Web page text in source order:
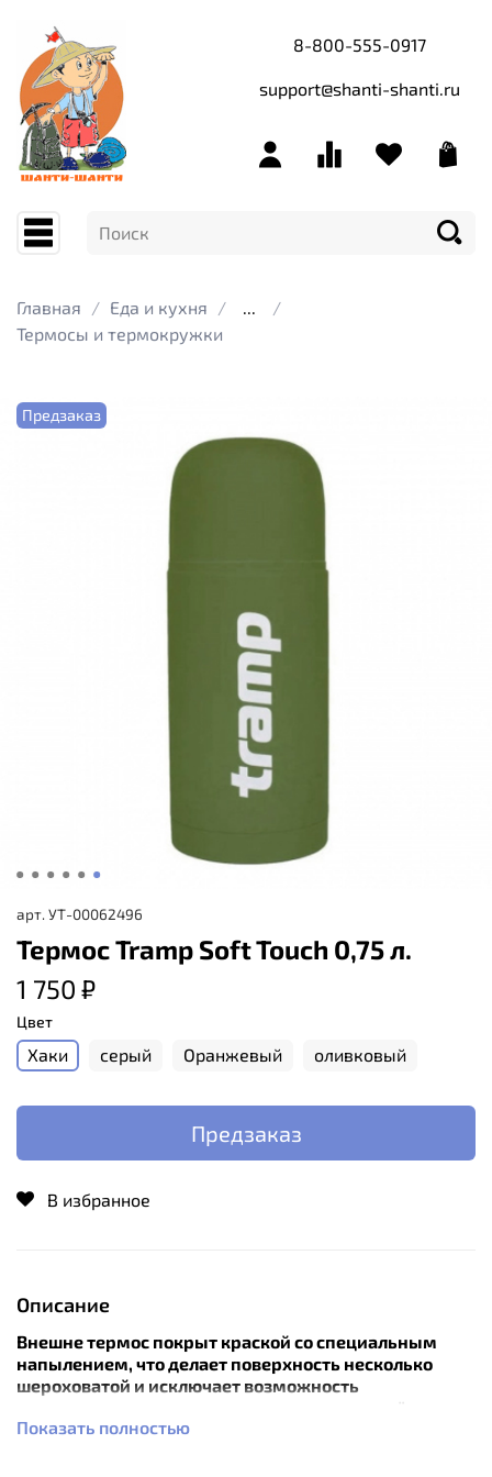
8-800-555-0917
support@shanti-shanti.ru
Главная Еда и кухня
Термосы и термокружки
Предзаказ
арт. УТ-00062496
Термос Tramp Soft Touch 0,75 л.
1 750 ₽
Цвет
Хаки серый Оранжевый оливковый
Предзаказ
В избранное
Описание
Внешне термос покрыт краской со специальным
напылением, что делает поверхность несколько
шероховатой и исключает возможность
выскальзывания термоса из руки в определённых
ситуациях.
Показать полностью